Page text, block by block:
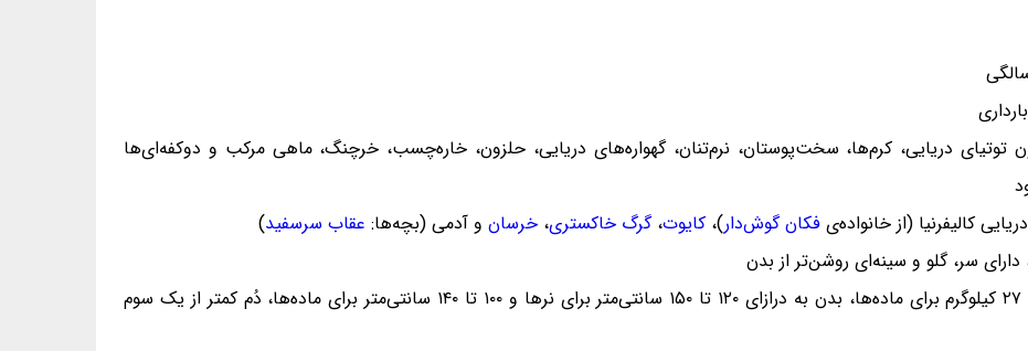
دریایی، کرم‌ها، سخت‌پوستان، نرم‌تنان، گهواره‌های دریایی، حلزون، خاره‌چسب، خرچنگ، ماهی مرکب و دوکفه‌ای‌ها
کالیفرنیا (از خانواده‌ی فکان گوش‌دار)، کایوت،گرگ خاکستری، خرسان و آدمی (بچه‌ها: عقاب سرسفید)
سر، گلو و سینه‌ای روشن‌تر از بدن
وزن ۲۷ تا ۳۹ کیلوگرم برای نرها و ۱۶ تا ۲۷ کیلوگرم برای ماده‌ها، بدن به درازای ۱۲۰ تا ۱۵۰ سانتی‌متر برای نرها و ۱۰۰ تا ۱۴۰ سانتی‌متر برای ماده‌ها، دُم کمتر از یک سوم